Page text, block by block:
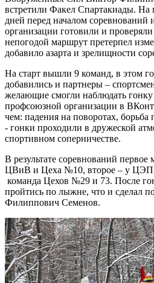
встретили Факел Спартакиады. На
дней перед началом
организации готовили и проверяли
непогодой маршрут претерпел
добавило азарта и зрелищности
На старт вышли 9 команд, в этом
добавились и партнеры –
желающие смогли наблюдать
профсоюзной организации в
чем: падения на поворотах, борьба
- гонки проходили в дружеской
спортивном соперничестве.
В результате соревнований первое
ЦВиВ и Цеха №10, второе – у ЦЭП
команда Цехов №29 и 73. После
пройтись по лыжне, что и сделал
Филиппович Семенов.